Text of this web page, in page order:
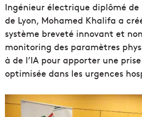
Ingénieur électrique diplômé de
de Lyon, Mohamed Khalifa a
système breveté innovant et
monitoring des paramètres
à de l’IA pour apporter une
optimisée dans les urgences